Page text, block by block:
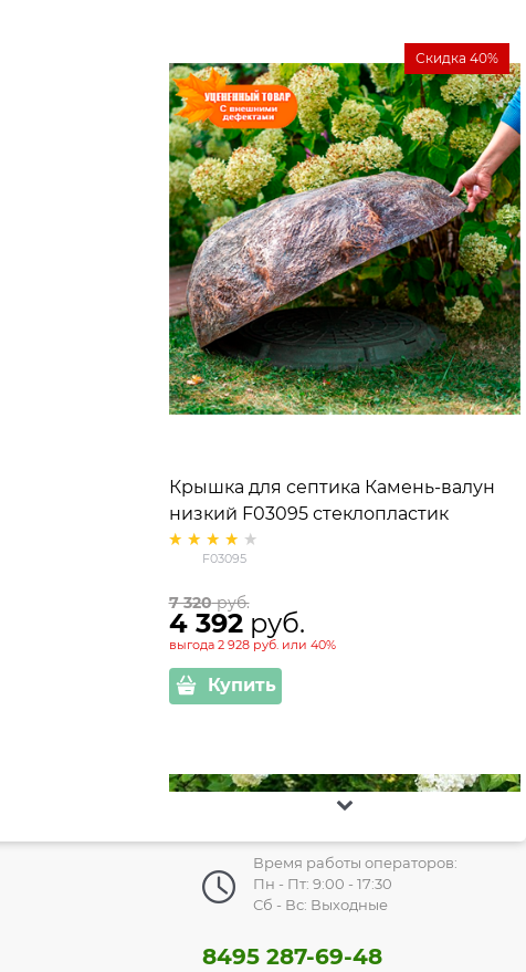
Крышка для септика Камень-валун
низкий F03095 стеклопластик
F03095
Скидка 40%
7 320 руб.
4 392 руб.
выгода 2 928 руб. или 40%
Купить
Время работы операторов:
Пн - Пт: 9:00 - 17:30
Сб - Вс: Выходные
8495 287-69-48